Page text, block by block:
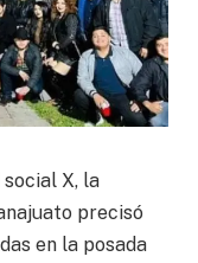
X, la
precisó
en la posada